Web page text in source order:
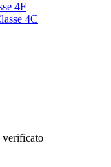
4F
4C
verificato